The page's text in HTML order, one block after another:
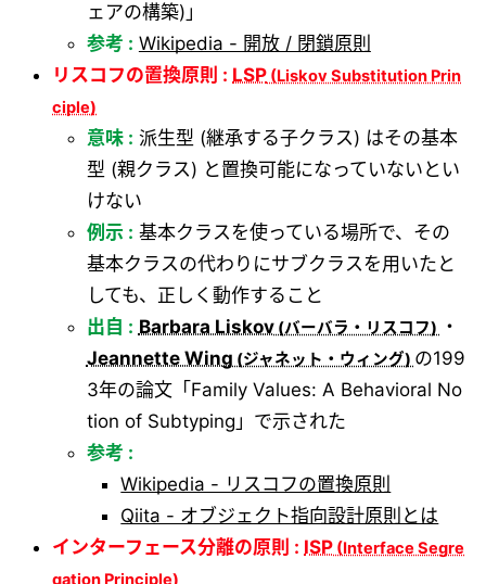
ェアの構築)」
参考 : Wikipedia - 開放 / 閉鎖原則
リスコフの置換原則 : LSP
意味 : 派生型 (継承する子クラス) はその基本
型 (親クラス) と置換可能になっていないとい
けない
例示 : 基本クラスを使っている場所で、その
基本クラスの代わりにサブクラスを用いたと
しても、正しく動作すること
出自 : Barbara Liskov
・
Jeannette Wing
の199
3年の論文「Family Values: A Behavioral No
tion of Subtyping」で示された
参考 :
Wikipedia - リスコフの置換原則
Qiita - オブジェクト指向設計原則とは
インターフェース分離の原則 : ISP